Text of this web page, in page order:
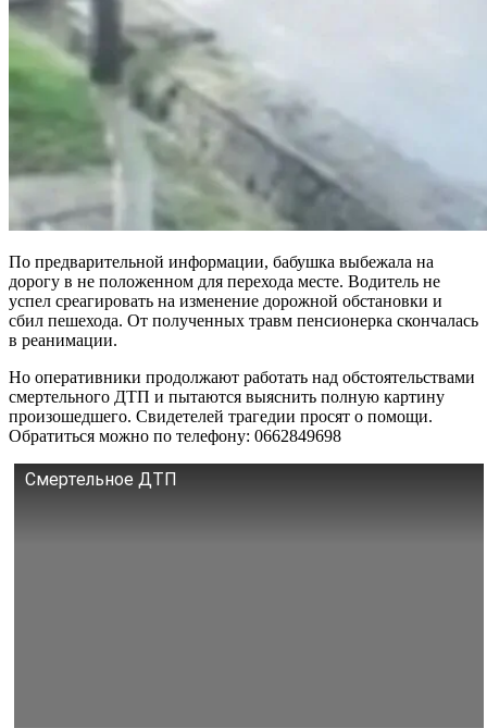
По предварительной информации, бабушка выбежала на
дорогу в не положенном для перехода месте. Водитель не
успел среагировать на изменение дорожной обстановки и
сбил пешехода. От полученных травм пенсионерка скончалась
в реанимации.
Но оперативники продолжают работать над обстоятельствами
смертельного ДТП и пытаются выяснить полную картину
произошедшего. Свидетелей трагедии просят о помощи.
Обратиться можно по телефону: 0662849698
Смертельное ДТП